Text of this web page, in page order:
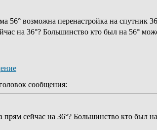
56° возможна перенастройка на спутник 36
на 36°? Большинство кто был на 56°
сообщения:
сейчас на 36°? Большинство кто был